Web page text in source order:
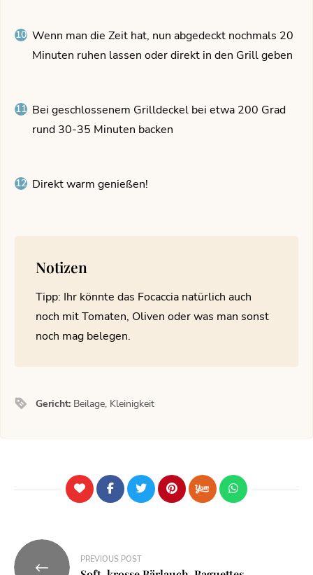
Wenn man die Zeit hat, nun abgedeckt nochmals 20
Minuten ruhen lassen oder direkt in den Grill geben
Bei geschlossenem Grilldeckel bei etwa 200 Grad
rund 30-35 Minuten backen
Direkt warm genießen!
Notizen
Tipp: Ihr könnte das Focaccia natürlich auch
noch mit Tomaten, Oliven oder was man sonst
noch mag belegen.
Gericht: Beilage, Kleinigkeit
PREVIOUS POST